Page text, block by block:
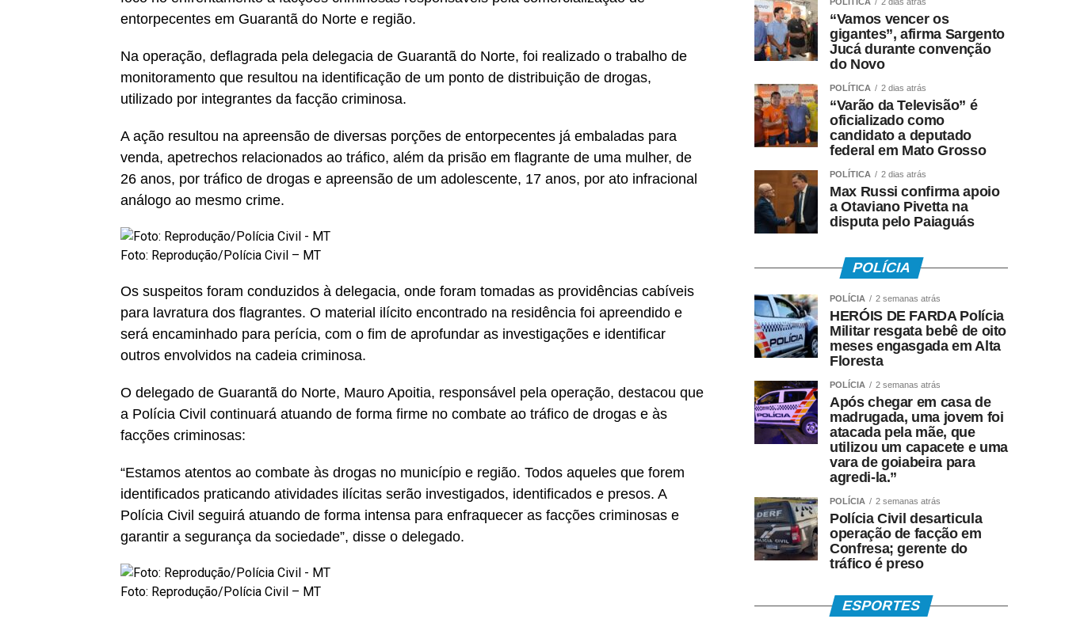
entorpecentes em Guarantã do Norte e região.
Na operação, deflagrada pela delegacia de Guarantã do Norte, foi realizado o trabalho de
monitoramento que resultou na identificação de um ponto de distribuição de drogas,
utilizado por integrantes da facção criminosa.
A ação resultou na apreensão de diversas porções de entorpecentes já embaladas para
venda, apetrechos relacionados ao tráfico, além da prisão em flagrante de uma mulher, de
26 anos, por tráfico de drogas e apreensão de um adolescente, 17 anos, por ato infracional
análogo ao mesmo crime.
Foto: Reprodução/Polícia Civil – MT
Os suspeitos foram conduzidos à delegacia, onde foram tomadas as providências cabíveis
para lavratura dos flagrantes. O material ilícito encontrado na residência foi apreendido e
será encaminhado para perícia, com o fim de aprofundar as investigações e identificar
outros envolvidos na cadeia criminosa.
O delegado de Guarantã do Norte, Mauro Apoitia, responsável pela operação, destacou que
a Polícia Civil continuará atuando de forma firme no combate ao tráfico de drogas e às
facções criminosas:
“Estamos atentos ao combate às drogas no município e região. Todos aqueles que forem
identificados praticando atividades ilícitas serão investigados, identificados e presos. A
Polícia Civil seguirá atuando de forma intensa para enfraquecer as facções criminosas e
garantir a segurança da sociedade”, disse o delegado.
Foto: Reprodução/Polícia Civil – MT
“Vamos vencer os
gigantes”, afirma Sargento
Jucá durante convenção
do Novo
POLÍTICA 2 dias atrás
“Varão da Televisão” é
oficializado como
candidato a deputado
federal em Mato Grosso
POLÍTICA 2 dias atrás
Max Russi confirma apoio
a Otaviano Pivetta na
disputa pelo Paiaguás
POLÍCIA
POLÍCIA 2 semanas atrás
HERÓIS DE FARDA Polícia
Militar resgata bebê de oito
meses engasgada em Alta
Floresta
POLÍCIA 2 semanas atrás
Após chegar em casa de
madrugada, uma jovem foi
atacada pela mãe, que
utilizou um capacete e uma
vara de goiabeira para
agredi-la.”
POLÍCIA 2 semanas atrás
Polícia Civil desarticula
operação de facção em
Confresa; gerente do
tráfico é preso
ESPORTES